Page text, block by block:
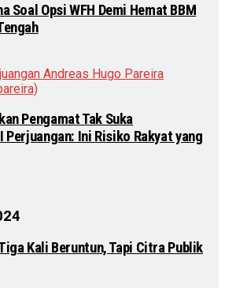
Soal Opsi WFH Demi Hemat BBM
Pengamat Tak Suka
Perjuangan: Ini Risiko Rakyat yang
Kali Beruntun, Tapi Citra Publik